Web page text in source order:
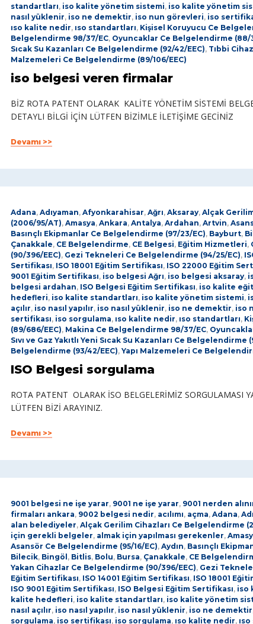
standartları, iso kalite yönetim sistemi, iso kalite yönetim
nasıl yüklenir, iso ne demektir, iso nun görevleri, iso
ıso kalite nedir, ıso standartları, Kişisel Koruyucu Ce
Belgelendirme 98/37/EC, Oyuncaklar Ce Belgelendirme (88/
Sıcak Su Kazanları Ce Belgelendirme (92/42/EEC), Tıbbi
Malzemeleri Ce Belgelendirme (89/106/EEC)
iso belgesi veren firmalar
BİZ ROTA PATENT OLARAK KALİTE YÖNETİM SİSTEMİ
DETAYLI BİLGİ İÇİN LÜTFEN BİZİMLE İLETİŞİME GECİNİZ
Devamı >>
Adana, Adıyaman, Afyonkarahisar, Ağrı, Aksaray, Alçak
(2006/95/AT), Amasya, Ankara, Antalya, Ardahan, Artvin,
Basınçlı Ekipmanlar Ce Belgelendirme (97/23/EC), Bayburt,
Çanakkale, CE Belgelendirme, CE Belgesi, Eğitim Hizmetleri,
(90/396/EEC), Gezi Tekneleri Ce Belgelendirme (94/25/EC),
Sertifikası, ISO 18001 Eğitim Sertifikası, ISO 22000 Eğitim
9001 Eğitim Sertifikası, iso belgesi Ağrı, iso belgesi aksaray,
belgesi ardahan, ISO Belgesi Eğitim Sertifikası, iso kalite
hedefleri, iso kalite standartları, iso kalite yönetim sistemi,
açılır, iso nasıl yapılır, iso nasıl yüklenir, iso ne demektir, iso
sertifikası, iso sorgulama, ıso kalite nedir, ıso standartları,
(89/686/EEC), Makina Ce Belgelendirme 98/37/EC,
Sıvı ve Gaz Yakıtlı Yeni Sıcak Su Kazanları Ce Belgelendirme
Belgelendirme (93/42/EEC), Yapı Malzemeleri Ce
ISO Belgesi sorgulama
ROTA PATENT OLARAK İSO BELGELERİMİZ SORGULAMASI
LÜTFEN BİZİ ARAYINIZ.
Devamı >>
9001 belgesi ne işe yarar, 9001 ne işe yarar, 9001 nerden
firmaları ankara, 9002 belgesi nedir, acılımı, açma, Adana,
alan belediyeler, Alçak Gerilim Cihazları Ce Belgelendirme
için gerekli belgeler, almak için yapılması gerekenler,
Asansör Ce Belgelendirme (95/16/EC), Aydın, Basınçlı
Bilecik, Bingöl , Bitlis, Bolu, Bursa, Çanakkale, CE
Yakan Cihazlar Ce Belgelendirme (90/396/EEC), Gezi
Eğitim Sertifikası, ISO 14001 Eğitim Sertifikası, ISO 18001
ISO 9001 Eğitim Sertifikası, ISO Belgesi Eğitim Sertifikası, iso
kalite hedefleri, iso kalite standartları, iso kalite yönetim
nasıl açılır, iso nasıl yapılır, iso nasıl yüklenir, iso ne demektir
sorgulama, iso sertifikası, iso sorgulama, ıso kalite nedir,